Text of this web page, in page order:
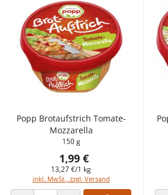
Popp Brotaufstrich Tomate-
Mozzarella
150 g
1,99 €
13,27 €/1 kg
inkl. MwSt., zzgl. Versand